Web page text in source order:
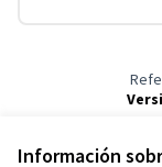
Información